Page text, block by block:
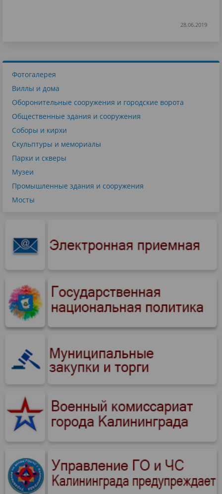
28.06.2019
Фотогалерея
Виллы и дома
Оборонительные сооружения и городские ворота
Общественные здания и сооружения
Соборы и кирхи
Скульптуры и мемориалы
Парки и скверы
Музеи
Промышленные здания и сооружения
Мосты